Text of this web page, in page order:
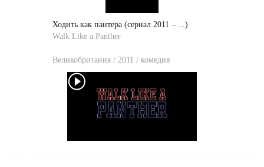
Ходить как пантера (сериал 2011 – ...)
Walk Like a Panther
Великобритания / 2011 / комедия